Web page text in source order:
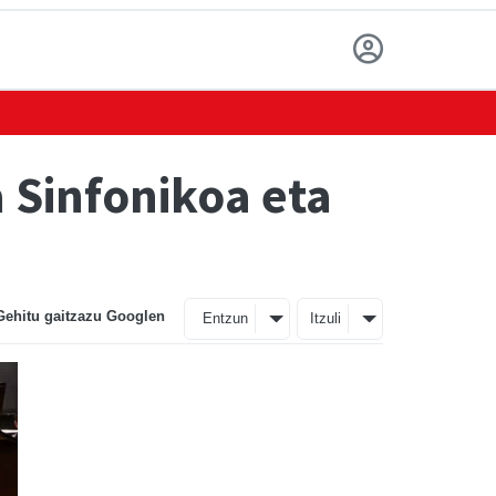
eta
gaitzazu Googlen Entzun Itzuli